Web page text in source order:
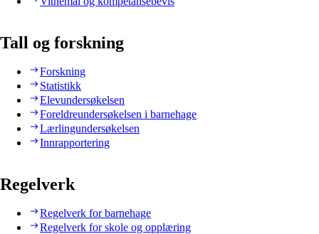
Tall og forskning
Forskning
Statistikk
Elevundersøkelsen
Foreldreundersøkelsen i barnehage
Lærlingundersøkelsen
Innrapportering
Regelverk
Regelverk for barnehage
Regelverk for skole og opplæring